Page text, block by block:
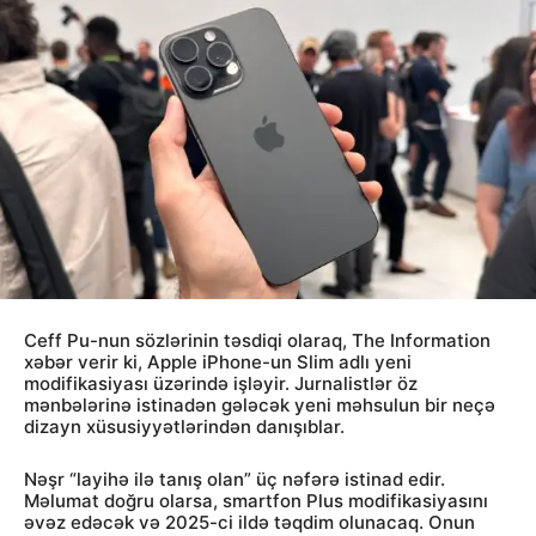
Ceff Pu-nun sözlərinin təsdiqi olaraq, The Information
xəbər verir ki, Apple iPhone-un Slim adlı yeni
modifikasiyası üzərində işləyir. Jurnalistlər öz
mənbələrinə istinadən gələcək yeni məhsulun bir neçə
dizayn xüsusiyyətlərindən danışıblar.
Nəşr “layihə ilə tanış olan” üç nəfərə istinad edir.
Məlumat doğru olarsa, smartfon Plus modifikasiyasını
əvəz edəcək və 2025-ci ildə təqdim olunacaq. Onun